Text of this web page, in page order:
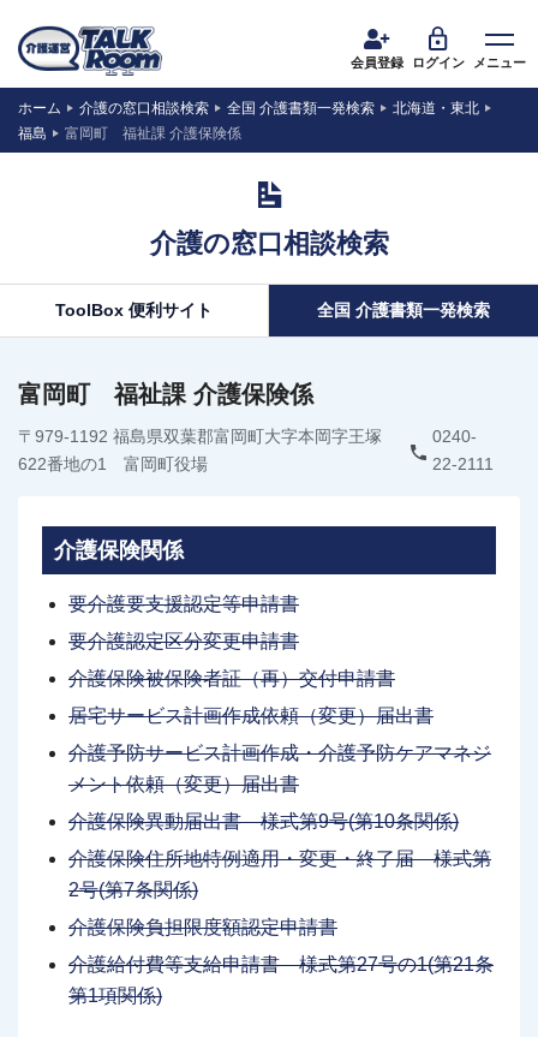
会員登録 ログイン メニュー
ホーム 介護の窓口相談検索 全国 介護書類一発検索
北海道・東北
福島
富岡町 福祉課 介護保険係
介護の窓口相談検索
ToolBox 便利サイト 全国 介護書類一発検索
富岡町 福祉課 介護保険係
〒979-1192 福島県双葉郡富岡町大字本岡字王塚
622番地の1 富岡町役場
0240-
22-2111
介護保険関係
要介護要支援認定等申請書
要介護認定区分変更申請書
介護保険被保険者証（再）交付申請書
居宅サービス計画作成依頼（変更）届出書
介護予防サービス計画作成・介護予防ケアマネジ
メント依頼（変更）届出書
介護保険異動届出書 様式第9号(第10条関係)
介護保険住所地特例適用・変更・終了届 様式第
2号(第7条関係)
介護保険負担限度額認定申請書
介護給付費等支給申請書 様式第27号の1(第21条
第1項関係)